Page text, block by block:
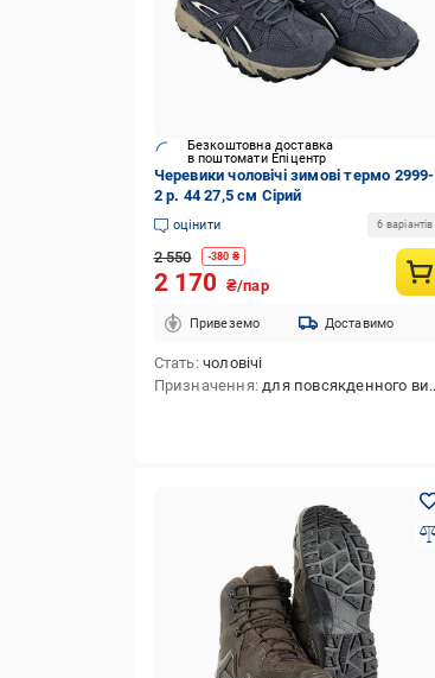
Безкоштовна доставка
в поштомати Епіцентр
Черевики чоловічі зимові термо 2999-
2 p. 44 27,5 см Сірий
оцінити 6 варіантів
2 550 -380 ₴
2 170 ₴/пар
Привеземо Доставимо
Стать чоловічі
Призначення для повсякденного використання